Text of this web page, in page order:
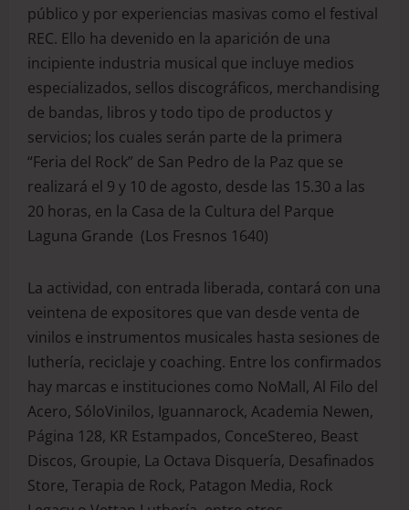
público y por experiencias masivas como el festival
REC. Ello ha devenido en la aparición de una
incipiente industria musical que incluye medios
especializados, sellos discográficos, merchandising
de bandas, libros y todo tipo de productos y
servicios; los cuales serán parte de la primera
“Feria del Rock” de San Pedro de la Paz que se
realizará el 9 y 10 de agosto, desde las 15.30 a las
20 horas, en la Casa de la Cultura del Parque
Laguna Grande (Los Fresnos 1640)
La actividad, con entrada liberada, contará con una
veintena de expositores que van desde venta de
vinilos e instrumentos musicales hasta sesiones de
luthería, reciclaje y coaching. Entre los confirmados
hay marcas e instituciones como NoMall, Al Filo del
Acero, SóloVinilos, Iguannarock, Academia Newen,
Página 128, KR Estampados, ConceStereo, Beast
Discos, Groupie, La Octava Disquería, Desafinados
Store, Terapia de Rock, Patagon Media, Rock